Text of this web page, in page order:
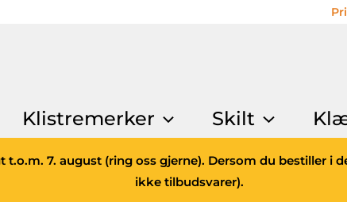
Klistremerker Skilt
7. august (ring oss gjerne). Dersom du bestiller i
ikke tilbudsvarer).